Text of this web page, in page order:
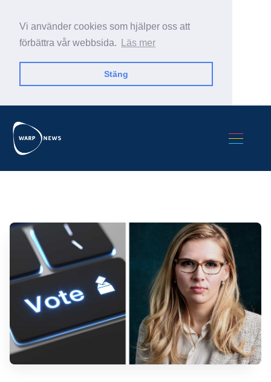
Vi använder cookies som hjälper oss att
förbättra vår webbsida.
Läs mer
Stäng